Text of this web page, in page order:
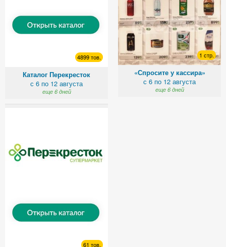
4899 тов.
Каталог Перекресток
с 6 по 12 августа
еще 6 дней
1 стр.
«Спросите у кассира»
с 6 по 12 августа
еще 6 дней
61 тов.